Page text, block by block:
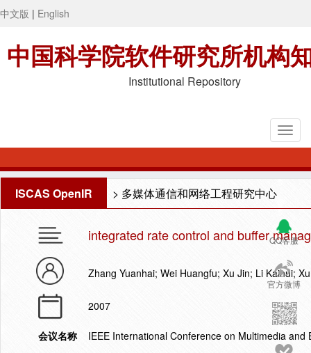
中文版 | English
中国科学院软件研究所机构
Institutional Repository
ISCAS OpenIR > 多媒体通信和网络工程研究中心
QQ客服
官方微博
integrated rate control and buffer
Zhang Yuanhai; Wei Huangfu; Xu Jin; Li Kaihui;
2007
会议名称
IEEE International Conference on Multimedia and